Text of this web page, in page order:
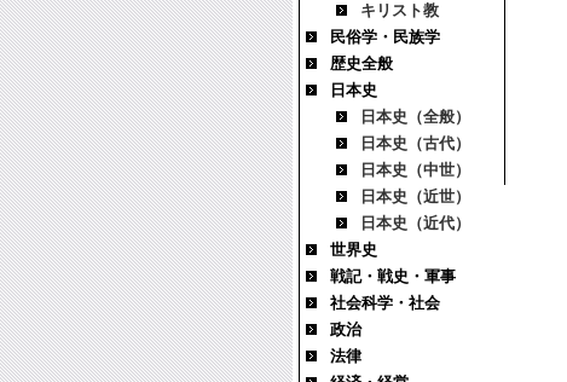
キリスト教
民俗学・民族学
歴史全般
日本史
日本史（全般）
日本史（古代）
日本史（中世）
日本史（近世）
日本史（近代）
世界史
戦記・戦史・軍事
社会科学・社会
政治
法律